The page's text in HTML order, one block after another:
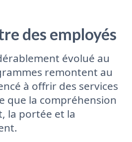
des employés
évolué au
remontent au
à offrir des services
que la compréhension
la portée et la